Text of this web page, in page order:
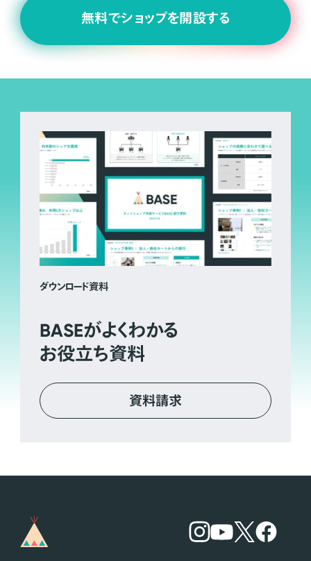
無料でショップを開設する
ダウンロード資料
BASEがよくわかる
お役立ち資料
資料請求